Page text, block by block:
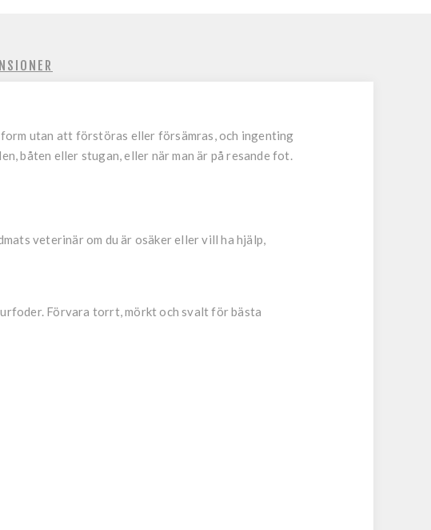
utan att förstöras eller försämras, och ingenting
båten eller stugan, eller när man är på resande fot.
veterinär om du är osäker eller vill ha hjälp,
Förvara torrt, mörkt och svalt för bästa